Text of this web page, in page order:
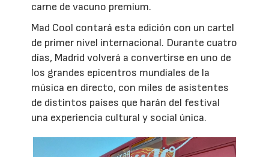
carne de vacuno premium.
Mad Cool contará esta edición con un cartel
de primer nivel internacional. Durante cuatro
días, Madrid volverá a convertirse en uno de
los grandes epicentros mundiales de la
música en directo, con miles de asistentes
de distintos países que harán del festival
una experiencia cultural y social única.